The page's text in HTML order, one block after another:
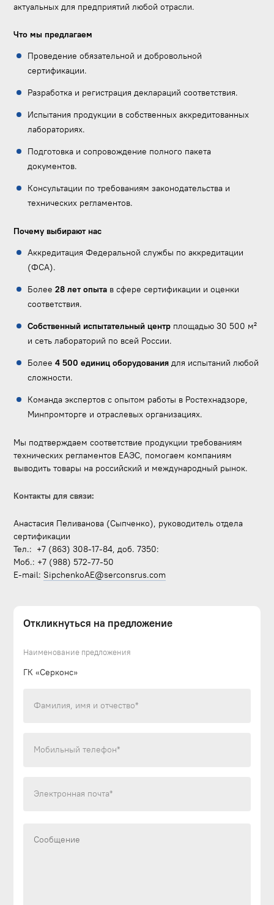
актуальных для предприятий любой отрасли.
Что мы предлагаем
Проведение обязательной и добровольной
сертификации.
Разработка и регистрация деклараций соответствия.
Испытания продукции в собственных аккредитованных
лабораториях.
Подготовка и сопровождение полного пакета
документов.
Консультации по требованиям законодательства и
технических регламентов.
Почему выбирают нас
Аккредитация Федеральной службы по аккредитации
(ФСА).
Более28 лет опыта в сфере сертификации и оценки
соответствия.
Собственный испытательный центр площадью 30 500 м²
и сеть лабораторий по всей России.
Более4 500 единиц оборудования для испытаний любой
сложности.
Команда экспертов с опытом работы в Ростехнадзоре,
Минпромторге и отраслевых организациях.
Мы подтверждаем соответствие продукции требованиям
технических регламентов ЕАЭС, помогаем компаниям
выводить товары на российский и международный рынок.
Контакты для связи:
Анастасия Пеливанова (Сыпченко), руководитель отдела
сертификации
Тел.: +7 (863) 308-17-84, доб. 7350:
Моб.: +7 (988) 572-77-50
E-mail: SipchenkoAE@serconsrus.com
Откликнуться на предложение
Наименование предложения
ГК «Серконс»
Фамилия, имя и отчество*
Мобильный телефон*
Электронная почта*